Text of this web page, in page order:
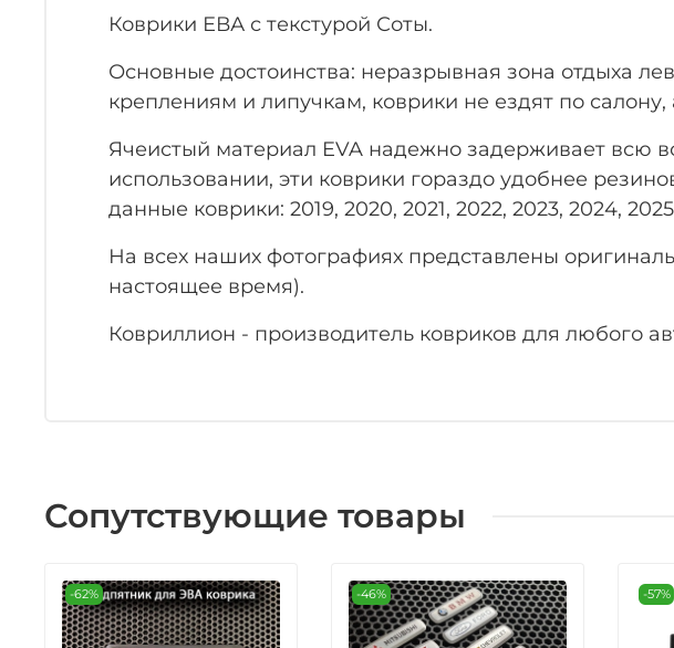
Коврики ЕВА с текстурой Соты.
Основные достоинства: неразрывная зона отдыха
креплениям и липучкам, коврики не ездят по
Ячеистый материал EVA надежно задерживает всю
использовании, эти коврики гораздо удобнее
данные коврики: 2019, 2020, 2021, 2022, 2023, 2024,
На всех наших фотографиях представлены
настоящее время).
Ковриллион - производитель ковриков для любого
Сопутствующие товары
-62% -46% -57%